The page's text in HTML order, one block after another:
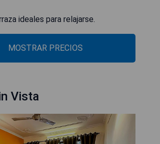
ideales para relajarse.
MOSTRAR PRECIOS
Vista